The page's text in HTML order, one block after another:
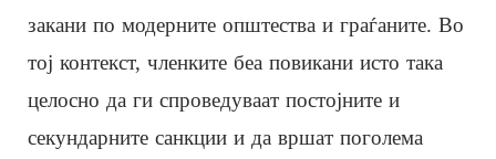
закани по модерните општества и граѓаните. Во
тој контекст, членките беа повикани исто така
целосно да ги спроведуваат постојните и
секундарните санкции и да вршат поголема